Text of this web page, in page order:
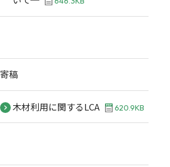
寄稿
木材利用に関するLCA 620.9KB